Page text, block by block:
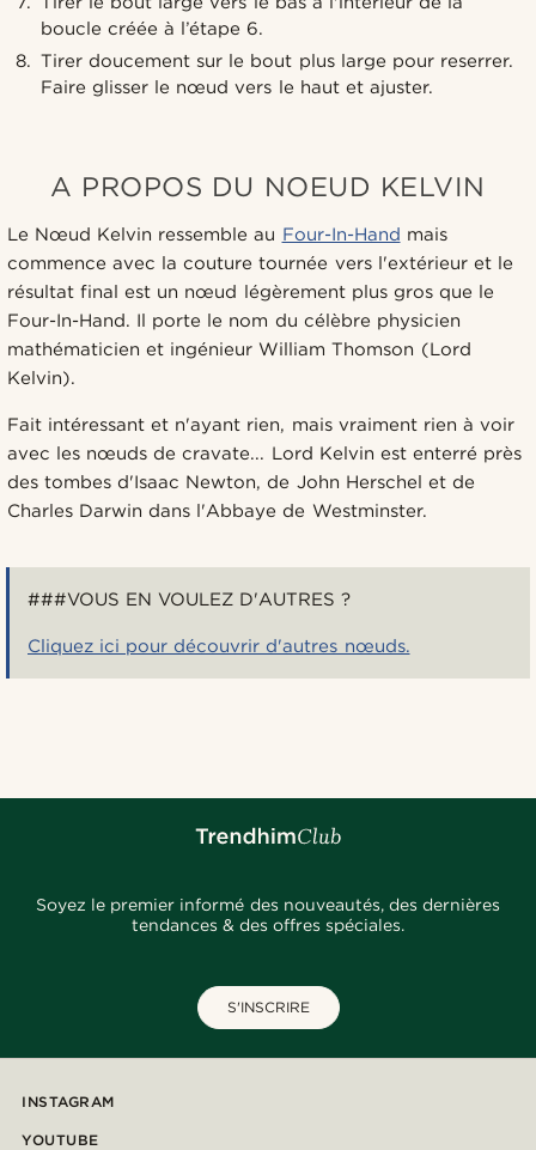
boucle créée à l’étape 6.
Tirer doucement sur le bout plus large pour reserrer.
Faire glisser le nœud vers le haut et ajuster.
A PROPOS DU NOEUD KELVIN
Le Nœud Kelvin ressemble au Four-In-Hand mais
commence avec la couture tournée vers l'extérieur et le
résultat final est un nœud légèrement plus gros que le
Four-In-Hand. Il porte le nom du célèbre physicien
mathématicien et ingénieur William Thomson (Lord
Kelvin).
Fait intéressant et n'ayant rien, mais vraiment rien à voir
avec les nœuds de cravate... Lord Kelvin est enterré près
des tombes d'Isaac Newton, de John Herschel et de
Charles Darwin dans l'Abbaye de Westminster.
###VOUS EN VOULEZ D'AUTRES ?
Cliquez ici pour découvrir d'autres nœuds.
Soyez le premier informé des nouveautés, des dernières
tendances & des offres spéciales.
S'INSCRIRE
INSTAGRAM
YOUTUBE